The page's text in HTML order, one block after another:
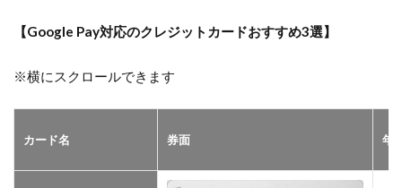
【Google Pay対応のクレジットカードおすすめ3選】
※横にスクロールできます
カード名 券面 年